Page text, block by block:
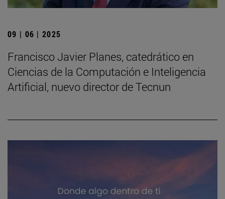
09 | 06 | 2025
Francisco Javier Planes, catedrático en
Ciencias de la Computación e Inteligencia
Artificial, nuevo director de Tecnun